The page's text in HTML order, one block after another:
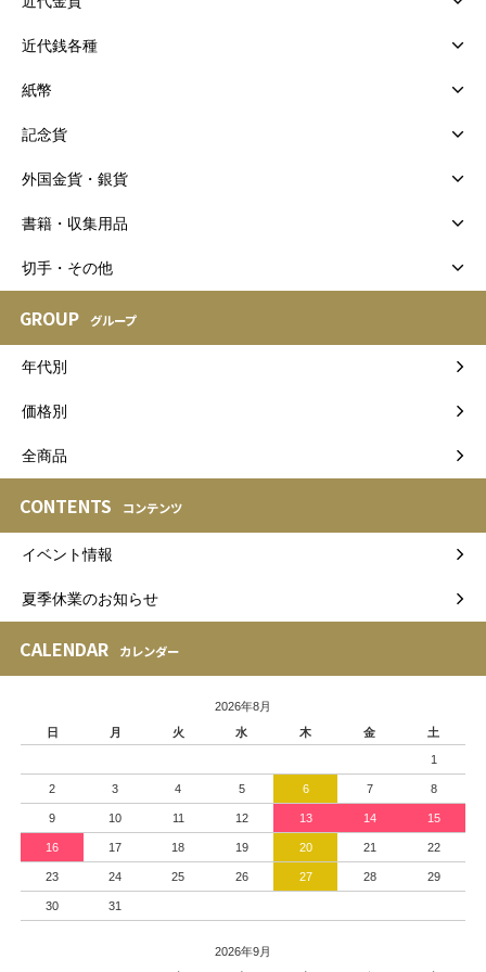
近代銭各種
紙幣
記念貨
外国金貨・銀貨
書籍・収集用品
切手・その他
GROUP グループ
年代別
価格別
全商品
CONTENTS コンテンツ
イベント情報
夏季休業のお知らせ
CALENDAR カレンダー
2026年8月
日
月 火 水 木 金 土
1
2 3 4 5 6 7 8
9 10 11 12 13 14 15
16 17 18 19 20 21 22
23 24 25 26 27 28 29
30 31
2026年9月